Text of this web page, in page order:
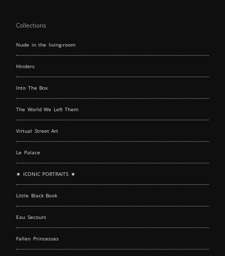
Collections
Nude in the living-room
Hinders
Into The Box
The World We Left Them
Virtual Street Art
Le Palace
★ ICONIC PORTRAITS ★
Little Black Book
Eau Secours
Fallen Princesses